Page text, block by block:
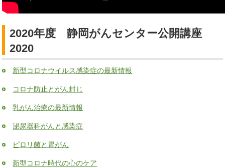
2020年度 静岡がんセンター公開講座
2020
新型コロナウイルス感染症の最新情報
コロナ防止とがん封じ
乳がん治療の最新情報
泌尿器科がんと感染症
ピロリ菌と胃がん
新型コロナ時代の心のケア